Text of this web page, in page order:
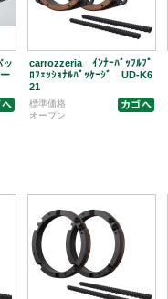
carrozzeria ｲﾝﾅｰﾊﾞｯﾌﾙﾌﾟ
ﾛﾌｪｯｼｮﾅﾙﾊﾟｯｹｰｼﾞ UD-K6
21
標準価格
オープン